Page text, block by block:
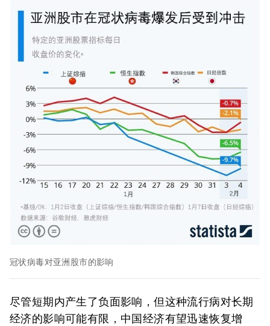
冠状病毒对亚洲股市的影响
尽管短期内产生了负面影响，但这种流行病对长期
经济的影响可能有限，中国经济有望迅速恢复增